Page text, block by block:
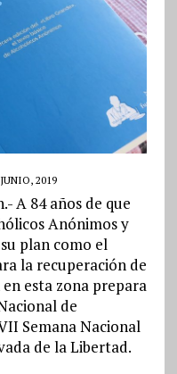
2019
A 84 años de que
Anónimos y
plan como el
la recuperación de
esta zona prepara
de
Semana Nacional
de la Libertad.